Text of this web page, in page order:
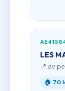
LES
📍 av
🏠 70